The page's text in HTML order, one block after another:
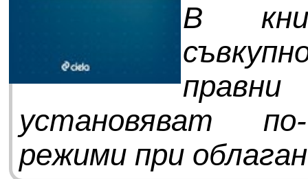
В
установяват
режими при